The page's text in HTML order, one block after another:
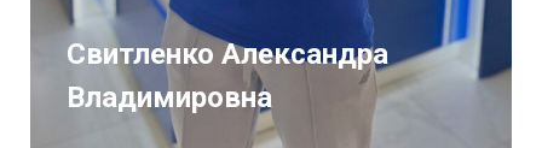
Свитленко Александра
Владимировна